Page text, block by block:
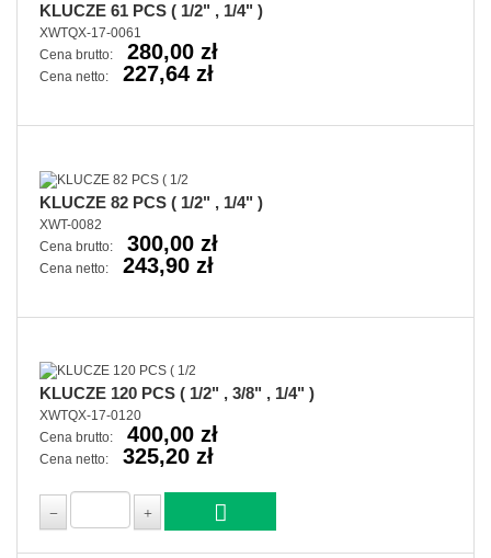
KLUCZE 61 PCS ( 1/2" , 1/4" )
XWTQX-17-0061
Cena brutto:
280,00 zł
Cena netto: 227,64 zł
KLUCZE 82 PCS ( 1/2" , 1/4" )
XWT-0082
Cena brutto:
300,00 zł
Cena netto: 243,90 zł
KLUCZE 120 PCS ( 1/2" , 3/8" , 1/4" )
XWTQX-17-0120
Cena brutto:
400,00 zł
Cena netto: 325,20 zł